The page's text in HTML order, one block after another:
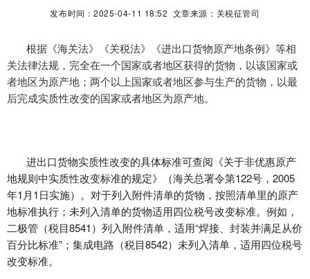
发布时间：2025-04-11 18:52 文章来源：关税征管司
根据《海关法》《关税法》《进出口货物原产地条例》等相
关法律法规，完全在一个国家或者地区获得的货物，以该国家或
者地区为原产地；两个以上国家或者地区参与生产的货物，以最
后完成实质性改变的国家或者地区为原产地。
进出口货物实质性改变的具体标准可查阅《关于非优惠原产
地规则中实质性改变标准的规定》（海关总署令第122号，2005
年1月1日实施）。对于列入附件清单的货物，按照清单里的原产
地标准执行；未列入清单的货物适用四位税号改变标准。例如，
二极管（税目8541）列入附件清单，适用“焊接、封装并满足从价
百分比标准”；集成电路（税目8542）未列入清单，适用四位税号
改变标准。